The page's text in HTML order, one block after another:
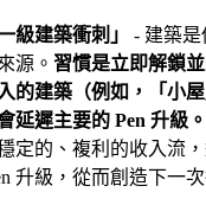
級建築衝刺」
- 建築
源。 習慣是立即解鎖
的建築（例如，「小
延遲主要的 Pen 升級。
定的、複利的收入流
升級，從而創造下一